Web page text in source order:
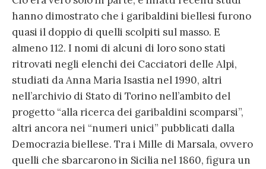
hanno dimostrato che i garibaldini biellesi furono
quasi il doppio di quelli scolpiti sul masso. E
almeno 112. I nomi di alcuni di loro sono stati
ritrovati negli elenchi dei Cacciatori delle Alpi,
studiati da Anna Maria Isastia nel 1990, altri
nell’archivio di Stato di Torino nell’ambito del
progetto “alla ricerca dei garibaldini scomparsi”,
altri ancora nei “numeri unici” pubblicati dalla
Democrazia biellese. Tra i Mille di Marsala, ovvero
quelli che sbarcarono in Sicilia nel 1860, figura un